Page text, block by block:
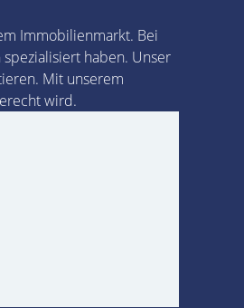
Immobilienmarkt. Bei
haben. Unser
Mit unserem
wird.